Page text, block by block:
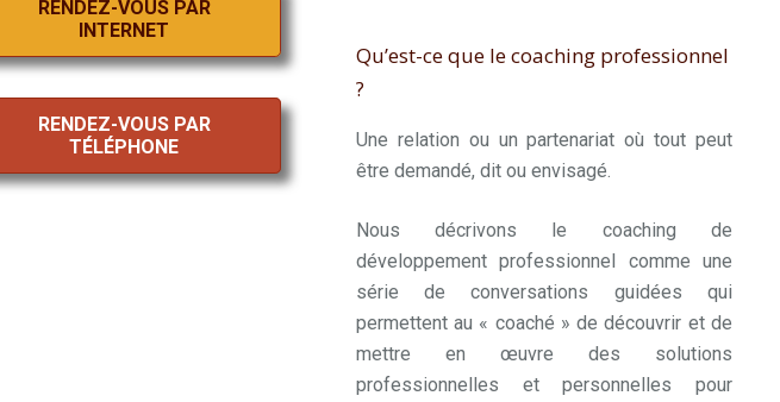
RENDEZ-VOUS PAR
INTERNET
RENDEZ-VOUS PAR
TÉLÉPHONE
Qu’est-ce que le coaching professionnel
?
Une relation ou un partenariat où tout peut
être demandé, dit ou envisagé.
Nous décrivons le coaching de
développement professionnel comme une
série de conversations guidées qui
permettent au « coaché » de découvrir et de
mettre en œuvre des solutions
professionnelles et personnelles pour